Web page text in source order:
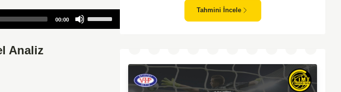
00:00
Analiz
sahasında kontrollü oynaması, onları favori yapıyor. Sarpsborg'un
Tahmini İncele